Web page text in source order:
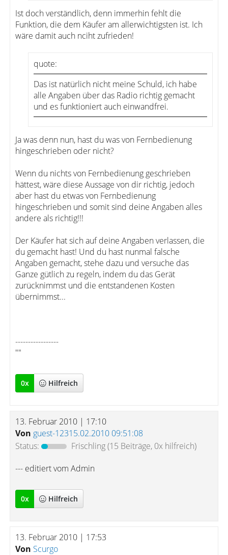
Ist doch verständlich, denn immerhin fehlt die
Funktion, die dem Käufer am allerwichtigsten ist. Ich
wäre damit auch nciht zufrieden!
quote:
Das ist natürlich nicht meine Schuld, ich habe
alle Angaben über das Radio richtig gemacht
und es funktioniert auch einwandfrei.
Ja was denn nun, hast du was von Fernbedienung
hingeschrieben oder nicht?
Wenn du nichts von Fernbedienung geschrieben
hättest, wäre diese Aussage von dir richtig, jedoch
aber hast du etwas von Fernbedienung
hingeschrieben und somit sind deine Angaben alles
andere als richtig!!!
Der Käufer hat sich auf deine Angaben verlassen, die
du gemacht hast! Und du hast nunmal falsche
Angaben gemacht, stehe dazu und versuche das
Ganze gütlich zu regeln, indem du das Gerät
zurücknimmst und die entstandenen Kosten
übernimmst...
-----------------
""
0x Hilfreich
13. Februar 2010 | 17:10
Von guest-12315.02.2010 09:51:08
Status:
Frischling(15 Beiträge, 0x hilfreich)
--- editiert vom Admin
0x Hilfreich
13. Februar 2010 | 17:53
Von Scurgo